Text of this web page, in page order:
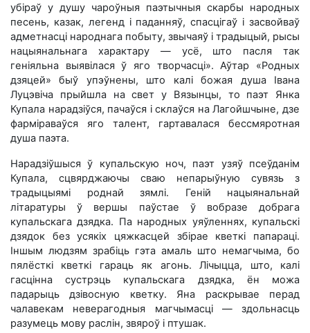
убіраў у душу чароўныя паэтычныя скарбы народных
песень, казак, легенд і паданняў, спасцігаў і засвойваў
адметнасці народнага побыту, звычаяў і традыцый, рысы
нацыянальнага характару — усё, што пасля так
геніяльна выявілася ў яго творчасці». Аўтар «Родных
дзяцей» быў упэўнены, што калі божая душа Івана
Луцэвіча прыйшла на свет у Вязынцы, то паэт Янка
Купала нарадзіўся, пачаўся і склаўся на Лагойшчыне, дзе
фарміраваўся яго талент, гартавалася бессмяротная
душа паэта.
Нарадзіўшыся ў купальскую ноч, паэт узяў псеўданім
Купала, сцвярджаючы сваю непарыўную сувязь з
традыцыямі роднай зямлі. Геній нацыянальнай
літаратуры ў вершы паўстае ў вобразе добрага
купальскага дзядка. Па народных уяўленнях, купальскі
дзядок без усякіх цяжкасцей збірае кветкі папараці.
Іншым людзям зрабіць гэта амаль што немагчыма, бо
пялёсткі кветкі гараць як агонь. Лічыцца, што, калі
гасцінна сустрэць купальскага дзядка, ён можа
падарыць дзівосную кветку. Яна раскрывае перад
чалавекам неверагодныя магчымасці — здольнасць
разумець мову раслін, звяроў і птушак.